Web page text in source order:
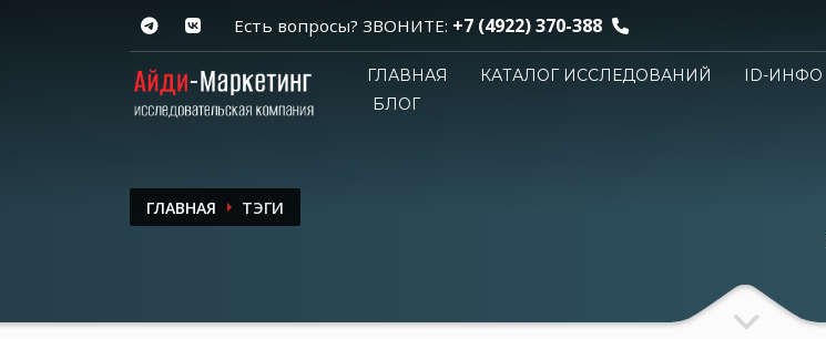
Есть вопросы? ЗВОНИТЕ: +7 (4922) 370-388
ГЛАВНАЯ КАТАЛОГ ИССЛЕДОВАНИЙ ID-ИНФО
БЛОГ
ГЛАВНАЯ ТЭГИ